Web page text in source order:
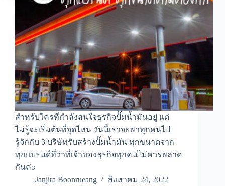
สำหรับใครที่กำลังสนใจธุรกิจปั๊มน้ำมันอยู่ แต่
ไม่รู้จะเริ่มต้นที่จุดไหน วันนี้เราจะพาทุกคนไป
รู้จักกับ 3 บริษัทรับสร้างปั๊มน้ำมัน ทุกขนาดจาก
ทุกแบรนด์ที่ว่าที่เจ้าของธุรกิจทุกคนไม่ควรพลาด
กันค่ะ
Janjira Boonrueang
สิงหาคม 24, 2022